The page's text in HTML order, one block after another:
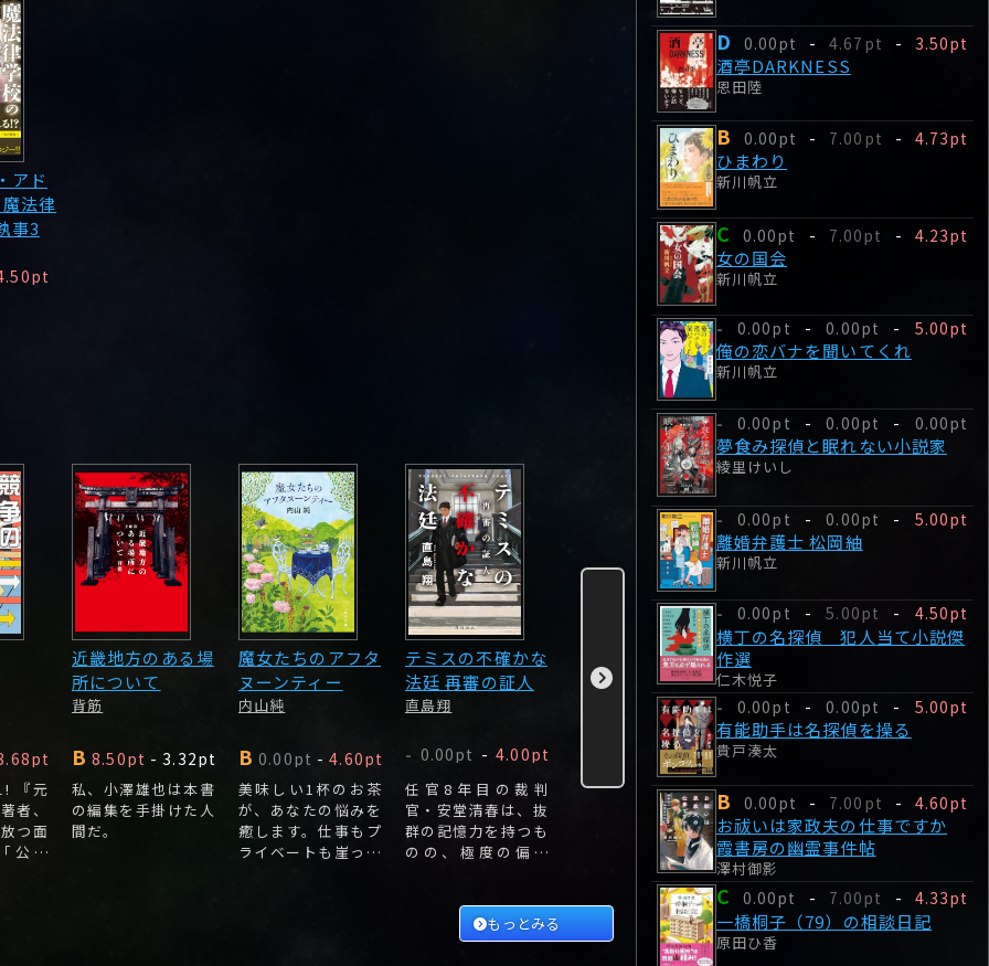
アド
法律
事3
! 『元
者、
つ面
公取
近畿地方のある場
所について
背筋
B 8.50pt - 3.32pt
私、小澤雄也は本書
の編集を手掛けた人
間だ。
魔女たちのアフタ
ヌーンティー
内山純
B 0.00pt - 4.60pt
美味しい1杯のお茶
が、あなたの悩みを
癒します。仕事もプ
ライベートも崖っぷ
テミスの不確かな
法廷 再審の証人
直島翔
- 0.00pt - 4.00pt
任官8年目の裁判
官・安堂清春は、抜
群の記憶力を持つも
のの、極度の偏食
持ちが分からない。
柞刈湯葉
3.96pt
「横浜駅が急速に膨
張している」と報告
を受けたエキナカ在
住医師・青目先生
は、その原因が駅下
層にある火山の噴火
兆候ではないかと推
測する。
令和その他のレイ
ワにおける健全な
反逆に関する架空
六法
新川帆立
D 0.00pt
通称:令和反逆六法――
六つのレイワ、六つ
の架空法律で、現行
法と現実世界にサイ
ドキック!「命権擁
護」の時代を揺さぶ
る被告・ボノボの性
行動、「自家醸造」
の強要が助長する家
最終決戦
京は瞬く
図に染まっ
もっとみる
D 0.00pt - 4.67pt - 3.50pt
酒亭DARKNESS
恩田陸
B 0.00pt - 7.00pt - 4.73pt
ひまわり
新川帆立
C 0.00pt - 7.00pt - 4.23pt
女の国会
新川帆立
- 0.00pt - 0.00pt - 5.00pt
俺の恋バナを聞いてくれ
新川帆立
- 0.00pt - 0.00pt - 0.00pt
夢食み探偵と眠れない小説家
綾里けいし
- 0.00pt - 0.00pt - 5.00pt
離婚弁護士 松岡紬
新川帆立
- 0.00pt - 5.00pt - 4.50pt
横丁の名探偵 犯人当て小説傑
作選
仁木悦子
-
0.00pt - 0.00pt - 5.00pt
有能助手は名探偵を操る
貴戸湊太
B 0.00pt - 7.00pt - 4.60pt
お祓いは家政夫の仕事ですか
霞書房の幽霊事件帖
澤村御影
C 0.00pt - 7.00pt - 4.33pt
一橋桐子（79）の相談日記
原田ひ香